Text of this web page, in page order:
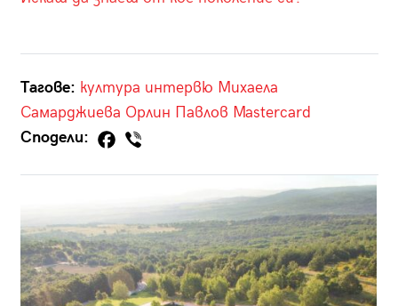
Тагове: култура интервю Михаела
Самарджиева Орлин Павлов Mastercard
Сподели: